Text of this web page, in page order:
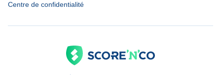
Centre de confidentialité